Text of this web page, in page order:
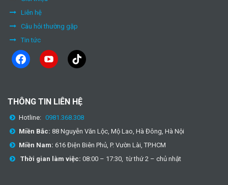
Liên hệ
Câu hỏi thường gặp
Tin tức
facebook youtube tiktok
THÔNG TIN LIÊN HỆ
Hotline: 0981.368.308
Miền Bắc: 88 Nguyễn Văn Lộc, Mộ Lao, Hà Đông, Hà Nội
Miền Nam: 616 Điện Biên Phủ, P. Vườn Lài, TP.HCM
Thời gian làm việc: 08:00 – 17:30, từ thứ 2 – chủ nhật